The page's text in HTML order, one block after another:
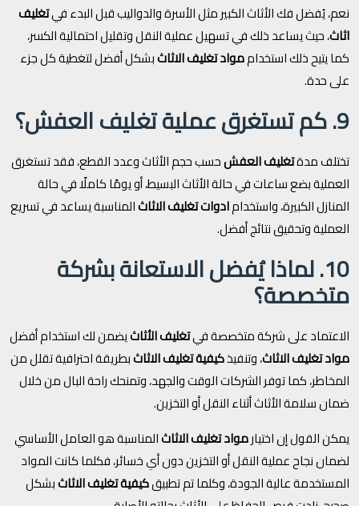
نعم، يُفضل فك الأثاث الكبير مثل الأسرة والدواليب قبل البدء فيتغليف
اثاث، حيث يساعد ذلك في تسهيل عملية النقل وتقليل احتمالية الكسر،
كما يتيح ذلك استخداممواد تغليف الاثاثبشكل أفضل لتغطية كل جزء
على حدة.
9. كم تستغرق عملية تغليف العفش؟
تختلف مدةتغليف العفشحسب حجم الأثاث وعدد القطع، فقد تستغرق
العملية بضع ساعات في حالة الأثاث البسيط، أو يومًا كاملًا في حالة
المنازل الكبيرة، واستخدامادوات تغليف الاثاثالمناسبة يساعد في تسريع
العملية وتحقيق نتائج أفضل.
10. لماذا يُفضل الاستعانة بشركة
متخصصة؟
الاعتماد على شركة متخصصة فيتغليف الأثاثيضمن لك استخدام أفضل
مواد تغليف الاثاث، وتنفيذكيفية تغليف الاثاثبطريقة احترافية تقلل من
المخاطر، كما توفر الشركات الوقت والجهد، وتمنحك راحة البال من خلال
ضمان سلامة الأثاث أثناء النقل أو التخزين.
يمكن القول إن اختيارمواد تغليف الاثاثالمناسبة هو العامل الأساسي
لضمان نجاح عملية النقل أو التخزين دون أي خسائر، فكلما كانت المواد
المستخدمة عالية الجودة، وكلما تم تطبيقكيفية تغليف الاثاثبشكل